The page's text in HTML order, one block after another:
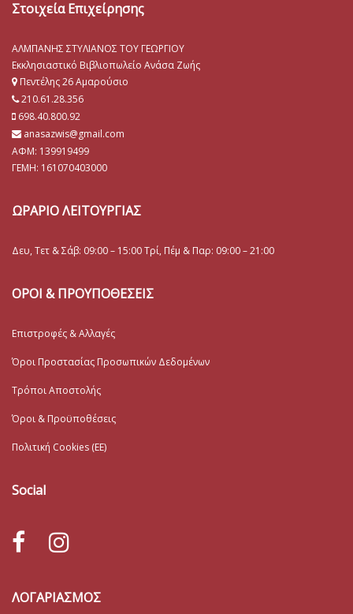
Στοιχεία Επιχείρησης
ΑΛΜΠΑΝΗΣ ΣΤΥΛΙΑΝΟΣ ΤΟΥ ΓΕΩΡΓΙΟΥ
Εκκλησιαστικό Βιβλιοπωλείο Ανάσα Ζωής
Πεντέλης 26 Αμαρούσιο
210.61.28.356
698.40.800.92
anasazwis@gmail.com
ΑΦΜ: 139919499
ΓΕΜΗ: 161070403000
ΩΡΑΡΙΟ ΛΕΙΤΟΥΡΓΙΑΣ
Δευ, Τετ & Σάβ: 09:00 – 15:00 Τρί, Πέμ & Παρ: 09:00 – 21:00
ΟΡΟΙ & ΠΡΟΥΠΟΘΕΣΕΙΣ
Επιστροφές & Αλλαγές
Όροι Προστασίας Προσωπικών Δεδομένων
Τρόποι Αποστολής
Όροι & Προϋποθέσεις
Πολιτική Cookies (ΕΕ)
Social
ΛΟΓΑΡΙΑΣΜΟΣ